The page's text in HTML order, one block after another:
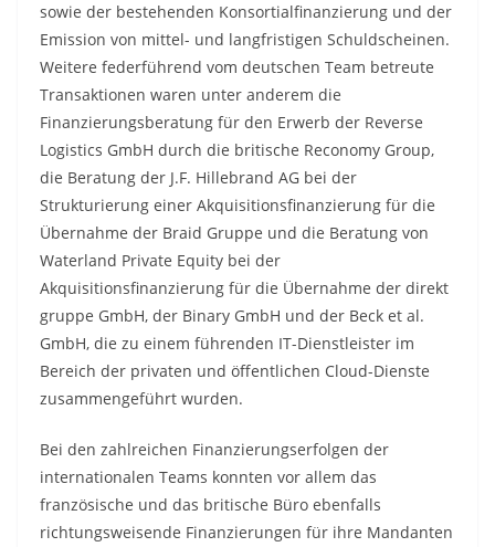
sowie der bestehenden Konsortialfinanzierung und der
Emission von mittel- und langfristigen Schuldscheinen.
Weitere federführend vom deutschen Team betreute
Transaktionen waren unter anderem die
Finanzierungsberatung für den Erwerb der Reverse
Logistics GmbH durch die britische Reconomy Group,
die Beratung der J.F. Hillebrand AG bei der
Strukturierung einer Akquisitionsfinanzierung für die
Übernahme der Braid Gruppe und die Beratung von
Waterland Private Equity bei der
Akquisitionsfinanzierung für die Übernahme der direkt
gruppe GmbH, der Binary GmbH und der Beck et al.
GmbH, die zu einem führenden IT-Dienstleister im
Bereich der privaten und öffentlichen Cloud-Dienste
zusammengeführt wurden.
Bei den zahlreichen Finanzierungserfolgen der
internationalen Teams konnten vor allem das
französische und das britische Büro ebenfalls
richtungsweisende Finanzierungen für ihre Mandanten